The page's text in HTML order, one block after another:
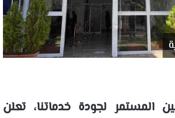
المستمر لجودة خدماتنا، تعلن